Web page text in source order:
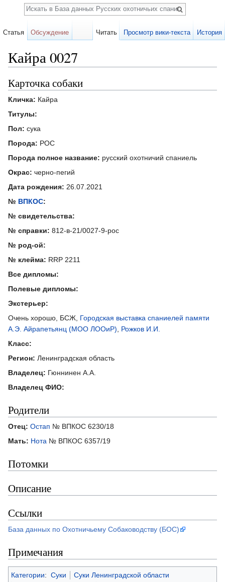
Кайра 0027
Карточка собаки
Кличка: Кайра
Титулы:
Пол: сука
Порода: РОС
Порода полное название: русский охотничий спаниель
Окрас: черно-пегий
Дата рождения: 26.07.2021
№ ВПКОС:
№ свидетельства:
№ справки: 812-в-21/0027-9-рос
№ род-ой:
№ клейма: RRP 2211
Все дипломы:
Полевые дипломы:
Экстерьер:
Очень хорошо, БСЖ, Городская выставка спаниелей памяти
А.Э. Айрапетьянц (МОО ЛООиР)
Рожков И.И.
Класс:
Регион: Ленинградская область
Владелец: Гюннинен А.А.
Владелец ФИО:
Родители
Отец: Остап № ВПКОС 6230/18
Мать: Нота № ВПКОС 6357/19
Потомки
Описание
Ссылки
База данных по Охотничьему Собаководству (БОС)
Примечания
Категории: Суки
Суки Ленинградской области
Статья Обсуждение Читать Просмотр вики-текста История
Поиск